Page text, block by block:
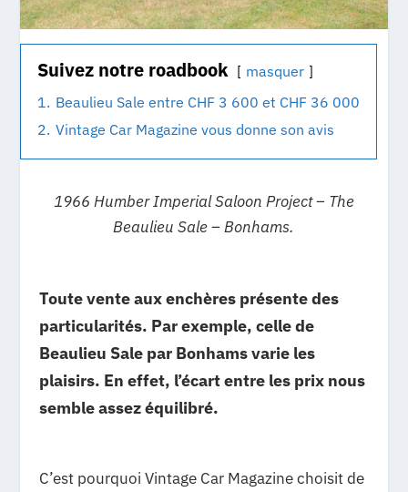
Suivez notre roadbook
masquer
1. Beaulieu Sale entre CHF 3 600 et CHF 36 000
2. Vintage Car Magazine vous donne son avis
1966 Humber Imperial Saloon Project – The
Beaulieu Sale – Bonhams.
Toute vente aux enchères présente des
particularités. Par exemple, celle de
Beaulieu Sale par Bonhams varie les
plaisirs. En effet, l’écart entre les prix nous
semble assez équilibré.
C’est pourquoi Vintage Car Magazine choisit de